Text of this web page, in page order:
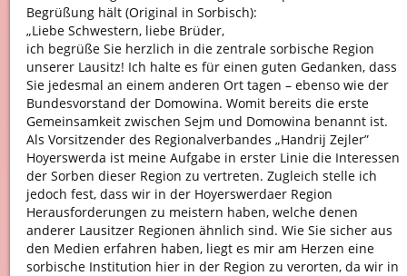
Begrüßung hält (Original in Sorbisch):
„Liebe Schwestern, liebe Brüder,
ich begrüße Sie herzlich in die zentrale sorbische Region
unserer Lausitz! Ich halte es für einen guten Gedanken, dass
Sie jedesmal an einem anderen Ort tagen – ebenso wie der
Bundesvorstand der Domowina. Womit bereits die erste
Gemeinsamkeit zwischen Sejm und Domowina benannt ist.
Als Vorsitzender des Regionalverbandes „Handrij Zejler”
Hoyerswerda ist meine Aufgabe in erster Linie die Interessen
der Sorben dieser Region zu vertreten. Zugleich stelle ich
jedoch fest, dass wir in der Hoyerswerdaer Region
Herausforderungen zu meistern haben, welche denen
anderer Lausitzer Regionen ähnlich sind. Wie Sie sicher aus
den Medien erfahren haben, liegt es mir am Herzen eine
sorbische Institution hier in der Region zu verorten, da wir in